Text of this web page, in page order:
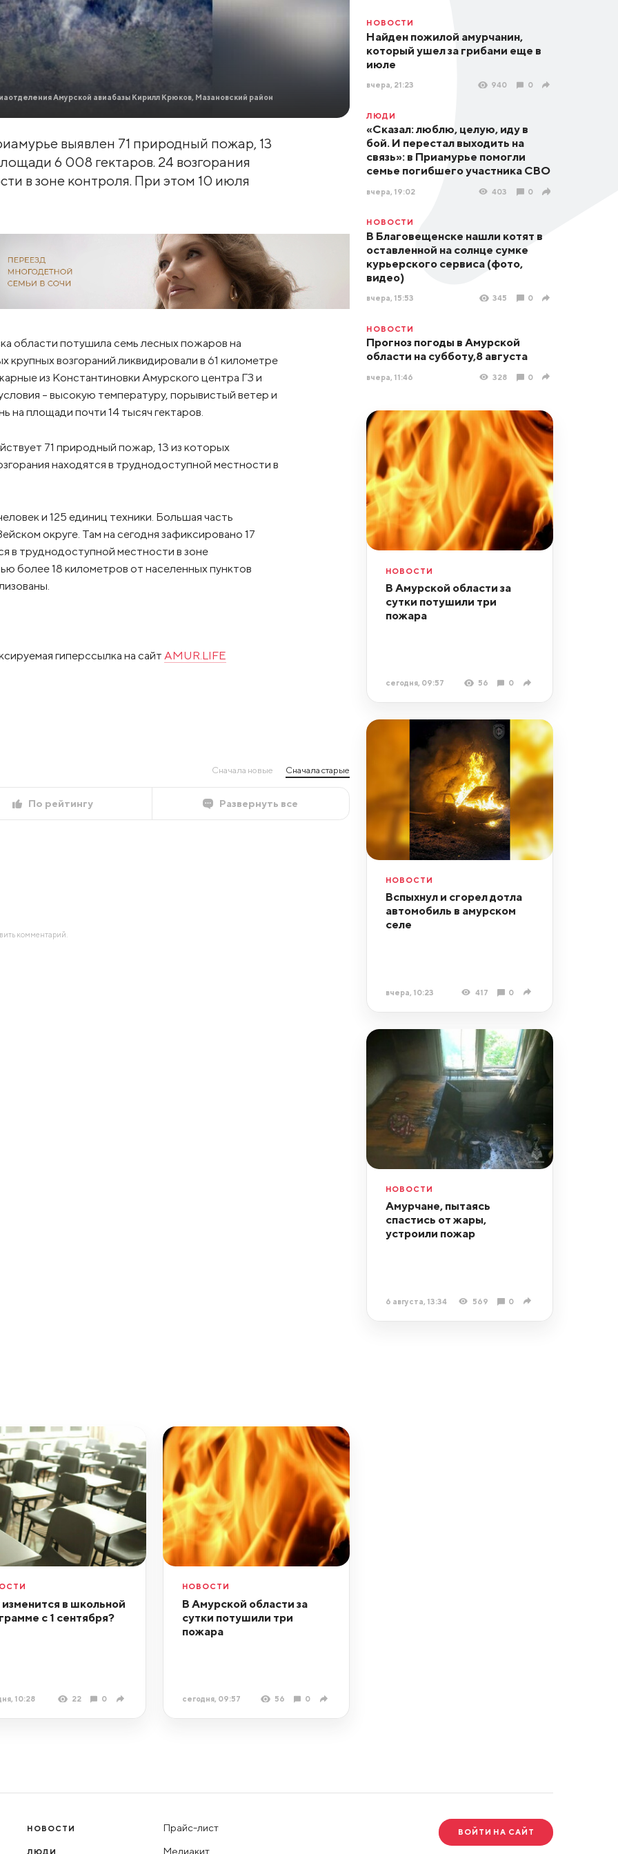
Амурской авиабазы Кирилл Крюков, Мазановский район
выявлен 71 природный пожар, 13
6 008 гектаров. 24 возгорания
в зоне контроля. При этом 10 июля
области потушила семь лесных пожаров на
возгораний ликвидировали в 61 километре
из Константиновки Амурского центра ГЗ и
– высокую температуру, порывистый ветер и
на площади почти 14 тысяч гектаров.
71 природный пожар, 13 из которых
находятся в труднодоступной местности в
и 125 единиц техники. Большая часть
округе. Там на сегодня зафиксировано 17
в труднодоступной местности в зоне
более 18 километров от населенных пунктов
гиперссылка на сайт AMUR.LIFE
Сначала новые Сначала старые
По рейтингу Развернуть все
комментарий.
НОВОСТИ
Найден пожилой амурчанин,
который ушел за грибами еще в
июле
вчера, 21:23 940 0
ЛЮДИ
«Сказал: люблю, целую, иду в
бой. И перестал выходить на
связь»: в Приамурье помогли
семье погибшего участника СВО
вчера, 19:02 403 0
НОВОСТИ
В Благовещенске нашли котят в
оставленной на солнце сумке
курьерского сервиса (фото,
видео)
вчера, 15:53 345 0
НОВОСТИ
Прогноз погоды в Амурской
области на субботу,8 августа
вчера, 11:46 328 0
НОВОСТИ
В Амурской области за
сутки потушили три
пожара
сегодня, 09:57 56 0
НОВОСТИ
Вспыхнул и сгорел дотла
автомобиль в амурском
селе
вчера, 10:23 417 0
НОВОСТИ
Амурчане, пытаясь
спастись от жары,
устроили пожар
6 августа, 13:34 569 0
в школьной
с 1 сентября?
10:28 22 0
НОВОСТИ
В Амурской области за
сутки потушили три
пожара
сегодня, 09:57 56 0
НОВОСТИ
ЛЮДИ
Прайс-лист
Медиакит
ВОЙТИ НА САЙТ